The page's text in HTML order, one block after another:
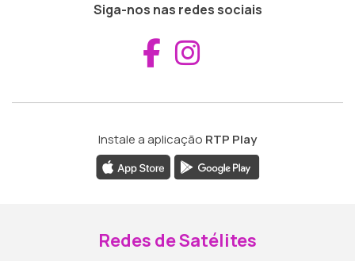
Siga-nos nas redes sociais
Aceder ao
Instale a aplicação RTP Play
Redes de Satélites